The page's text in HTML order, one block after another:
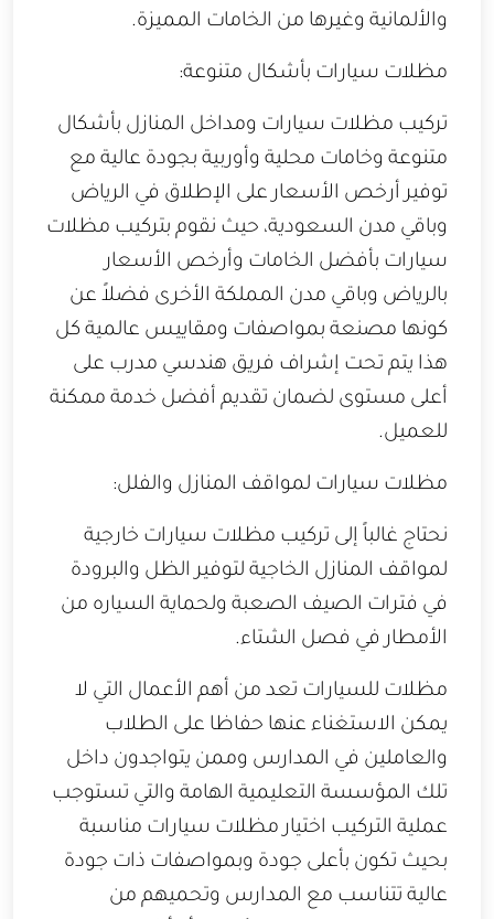
والألمانية وغيرها من الخامات المميزة.
مظلات سيارات بأشكال متنوعة:
تركيب مظلات سيارات ومداخل المنازل بأشكال
متنوعة وخامات محلية وأوربية بجودة عالية مع
توفير أرخص الأسعار على الإطلاق في الرياض
وباقي مدن السعودية، حيث نقوم بتركيب مظلات
سيارات بأفضل الخامات وأرخص الأسعار
بالرياض وباقي مدن المملكة الأخرى فضلاً عن
كونها مصنعة بمواصفات ومقاييس عالمية كل
هذا يتم تحت إشراف فريق هندسي مدرب على
أعلى مستوى لضمان تقديم أفضل خدمة ممكنة
للعميل.
مظلات سيارات لمواقف المنازل والفلل:
نحتاج غالباً إلى تركيب مظلات سيارات خارجية
لمواقف المنازل الخاجية لتوفير الظل والبرودة
في فترات الصيف الصعبة ولحماية السياره من
الأمطار في فصل الشتاء.
مظلات للسيارات تعد من أهم الأعمال التي لا
يمكن الاستغناء عنها حفاظا على الطلاب
والعاملين في المدارس وممن يتواجدون داخل
تلك المؤسسة التعليمية الهامة والتي تستوجب
عملية التركيب اختيار مظلات سيارات مناسبة
بحيث تكون بأعلى جودة وبمواصفات ذات جودة
عالية تتناسب مع المدارس وتحميهم من